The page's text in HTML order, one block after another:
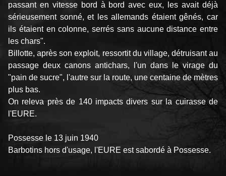
passant en vitesse bord à bord avec eux, les avait déjà
sérieusement sonné, et les allemands étaient gênés, car
ils étaient en colonne, serrés sans aucune distance entre
les chars".
Billotte, après son exploit, ressortit du village, détruisant au
passage deux canons antichars, l'un dans le virage du
"pain de sucre", l'autre sur la route, une centaine de mètres
plus bas.
On releva près de 140 impacts divers sur la cuirasse de
l'EURE.
Possesse le 13 juin 1940
Barbotins hors d'usage, l'EURE est sabordé à Possesse.